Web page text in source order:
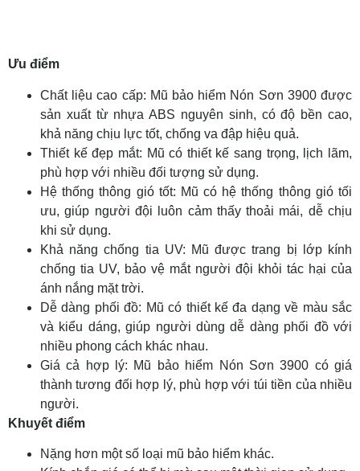
Ưu điểm
Chất liệu cao cấp: Mũ bảo hiểm Nón Sơn 3900 được
sản xuất từ nhựa ABS nguyên sinh, có độ bền cao,
khả năng chịu lực tốt, chống va đập hiệu quả.
Thiết kế đẹp mắt: Mũ có thiết kế sang trọng, lịch lãm,
phù hợp với nhiều đối tượng sử dụng.
Hệ thống thông gió tốt: Mũ có hệ thống thông gió tối
ưu, giúp người đội luôn cảm thấy thoải mái, dễ chịu
khi sử dụng.
Khả năng chống tia UV: Mũ được trang bị lớp kính
chống tia UV, bảo vệ mắt người đội khỏi tác hại của
ánh nắng mặt trời.
Dễ dàng phối đồ: Mũ có thiết kế đa dạng về màu sắc
và kiểu dáng, giúp người dùng dễ dàng phối đồ với
nhiều phong cách khác nhau.
Giá cả hợp lý: Mũ bảo hiểm Nón Sơn 3900 có giá
thành tương đối hợp lý, phù hợp với túi tiền của nhiều
người.
Khuyết điểm
Nặng hơn một số loại mũ bảo hiểm khác.